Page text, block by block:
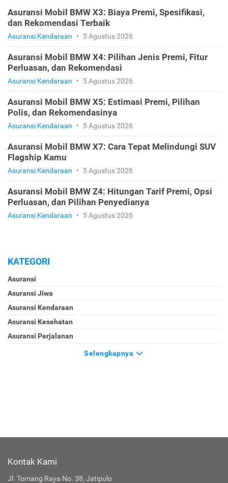
Asuransi Mobil BMW X3: Biaya Premi, Spesifikasi,
dan Rekomendasi Terbaik
Asuransi Kendaraan • 5 Agustus 2026
Asuransi Mobil BMW X4: Pilihan Jenis Premi, Fitur
Perluasan, dan Rekomendasi
Asuransi Kendaraan • 5 Agustus 2026
Asuransi Mobil BMW X5: Estimasi Premi, Pilihan
Polis, dan Rekomendasinya
Asuransi Kendaraan • 5 Agustus 2026
Asuransi Mobil BMW X7: Cara Tepat Melindungi SUV
Flagship Kamu
Asuransi Kendaraan • 5 Agustus 2026
Asuransi Mobil BMW Z4: Hitungan Tarif Premi, Opsi
Perluasan, dan Pilihan Penyedianya
Asuransi Kendaraan • 5 Agustus 2026
KATEGORI
Asuransi
Asuransi Jiwa
Asuransi Kendaraan
Asuransi Kesehatan
Asuransi Perjalanan
Selengkapnya
Kontak Kami
Jl. Tomang Raya No. 38, Jatipulo